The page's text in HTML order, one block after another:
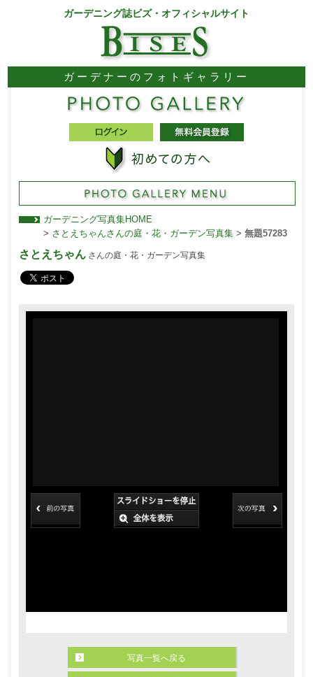
ガーデニング誌ビズ・オフィシャルサイト
ガーデナーのフォトギャラリー
ガーデニング写真集HOME
> さとえちゃんさんの庭・花・ガーデン写真集> 無題57283
さとえちゃんさんの庭・花・ガーデン写真集
写真一覧へ戻る